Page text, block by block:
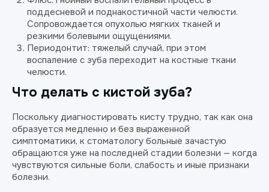
поддесневой и поднакостичной части челюсти.
Сопровождается опухолью мягких тканей и
резкими болевыми ощущениями.
Периодонтит: тяжелый случай, при этом
воспаление с зуба переходит на костные ткани
челюсти.
Что делать с кистой зуба?
Поскольку диагностировать кисту трудно, так как она
образуется медленно и без выраженной
симптоматики, к стоматологу больные зачастую
обращаются уже на последней стадии болезни — когда
чувствуются сильные боли, слабость и иные признаки
болезни.